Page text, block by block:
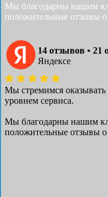
Мы благодарны нашим
положительные отзывы о
14 отзывов • 21
Яндексе
Мы стремимся оказывать
уровнем сервиса.
Мы благодарны нашим
положительные отзывы о